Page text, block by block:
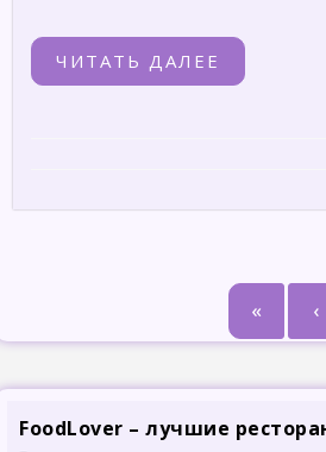
ЧИТАТЬ ДАЛЕЕ
« ‹
FoodLover – лучшие